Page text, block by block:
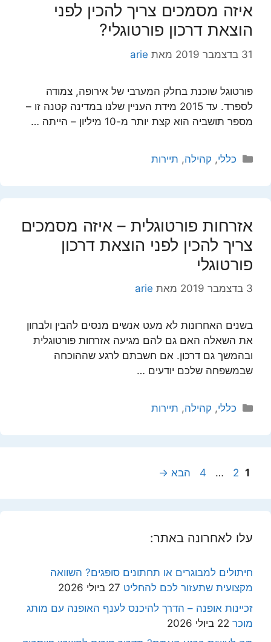
איזה מסמכים צריך להכין לפני
הוצאת דרכון פורטוגלי?
31 בדצמבר 2019 מאת arie
פורטוגל שוכנת בחלק המערבי של אירופה, צמודה
לספרד. עד 2015 מידת העניין שלנו במדינה קטנה זו –
מספר תושביה הוא קצת יותר מ-10 מיליון – הייתה …
קטגוריות
כללי, קהילה, תיירות
אזרחות פורטוגלית – איזה מסמכים
צריך להכין לפני הוצאת דרכון
פורטוגלי
3 בדצמבר 2019 מאת arie
בשנים האחרונות לא מעט אנשים מנסים להבין ולבחון
את השאלה האם גם להם מגיעה אזרחות פורטוגלית
ובהמשך גם דרכון. אם חשבתם לרגע שההוכחה
שבמשפחה שלכם יודעים …
קטגוריות
כללי, קהילה, תיירות
עמוד
1 עמוד
2
… עמוד
4 הבא →
עלו לאחרונה באתר:
חיתולים למבוגרים או תחתונים סופגים? השוואה
מקצועית שתעזור לכם להחליט 27 ביולי 2026
זכיינות אופנה – הדרך להיכנס לענף האופנה עם מותג
מוכר 22 ביולי 2026